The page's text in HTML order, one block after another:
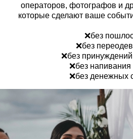
операторов, фотографов и
которые сделают ваше
❌без
❌без
❌без
❌без напивания
❌без денежных